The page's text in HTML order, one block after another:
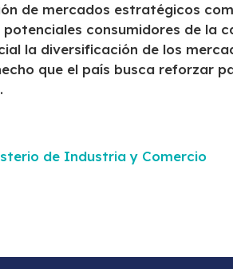
de mercados estratégicos
consumidores de la
la diversificación de los
que el país busca reforzar
de Industria y Comercio